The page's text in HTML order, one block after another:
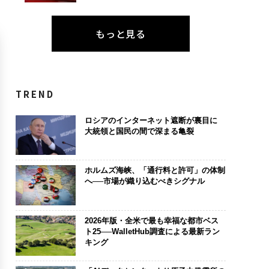
もっと見る
TREND
ロシアのインターネット遮断が裏目に
大統領と国民の間で深まる亀裂
ホルムズ海峡、「通行料と許可」の体制
へ──市場が織り込むべきシグナル
2026年版・全米で最も幸福な都市ベス
ト25──WalletHub調査による最新ラン
キング